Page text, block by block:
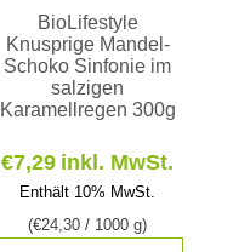
BioLifestyle
Knusprige Mandel-
Schoko Sinfonie im
salzigen
Karamellregen 300g
€7,29 inkl. MwSt.
Enthält 10% MwSt.
(€24,30 / 1000 g)